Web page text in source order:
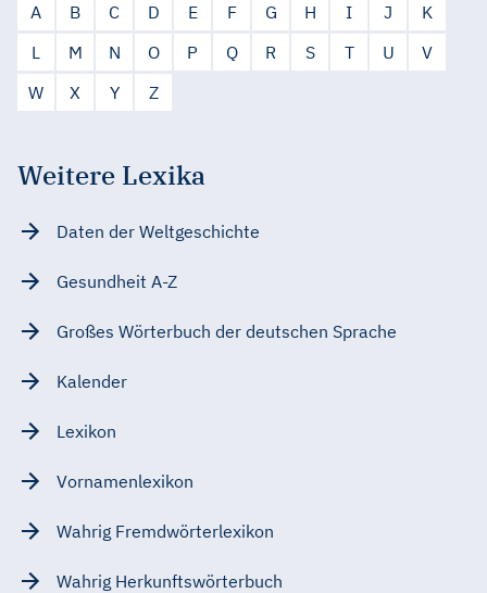
A B C D E F G H I J
K
L
M N O P Q R S T U
V
W
X Y Z
Weitere Lexika
Daten der Weltgeschichte
Gesundheit A-Z
Großes Wörterbuch der deutschen Sprache
Kalender
Lexikon
Vornamenlexikon
Wahrig Fremdwörterlexikon
Wahrig Herkunftswörterbuch